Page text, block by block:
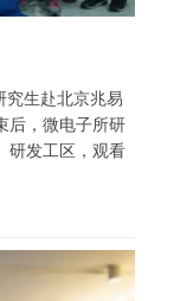
究生赴北京兆易
后，微电子所研
研发工区，观看